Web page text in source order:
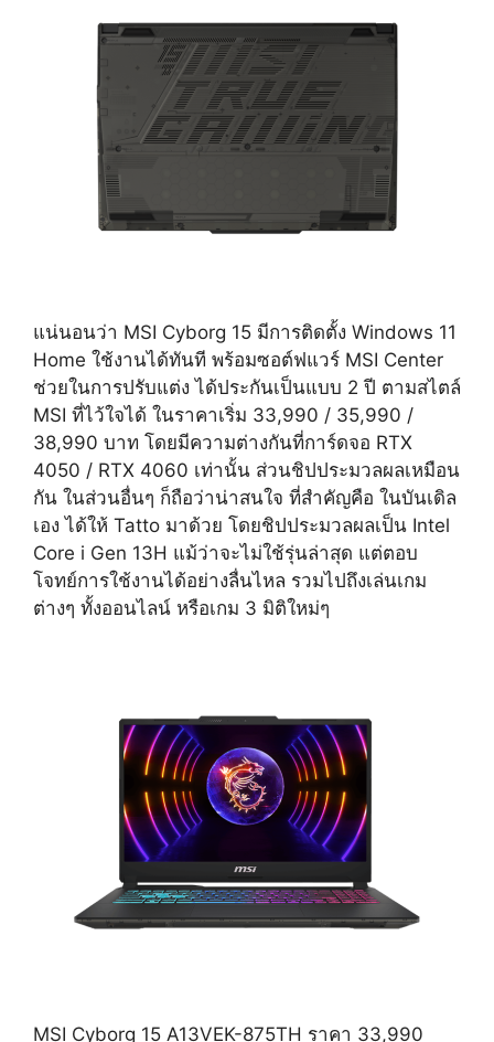
แน่นอนว่า MSI Cyborg 15 มีการติดตั้ง Windows 11
Home ใช้งานได้ทันที พร้อมซอต์ฟแวร์ MSI Center
ช่วยในการปรับแต่ง ได้ประกันเป็นแบบ 2 ปี ตามสไตล์
MSI ที่ไว้ใจได้ ในราคาเริ่ม 33,990 / 35,990 /
38,990 บาท โดยมีความต่างกันที่การ์ดจอ RTX
4050 / RTX 4060 เท่านั้น ส่วนชิปประมวลผลเหมือน
กัน ในส่วนอื่นๆ ก็ถือว่าน่าสนใจ ที่สำคัญคือ ในบันเดิล
เอง ได้ให้ Tatto มาด้วย โดยชิปประมวลผลเป็น Intel
Core i Gen 13H แม้ว่าจะไม่ใช้รุ่นล่าสุด แต่ตอบ
โจทย์การใช้งานได้อย่างลื่นไหล รวมไปถึงเล่นเกม
ต่างๆ ทั้งออนไลน์ หรือเกม 3 มิติใหม่ๆ
MSI Cyborg 15 A13VEK-875TH ราคา 33,990